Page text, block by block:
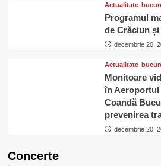
Actualitate
Programul
de Crăciun
decembrie 20,
Actualitate
Monitoare
în Aeroportul
Coandă
prevenirea
decembrie 20,
Concerte